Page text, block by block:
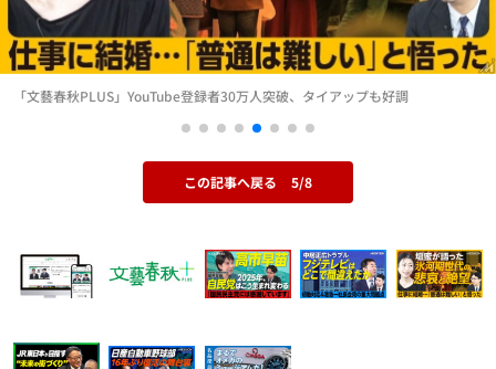
「文藝春秋PLUS」YouTube登録者30万人突破、タイアップも好調
この記事へ戻る 5/8